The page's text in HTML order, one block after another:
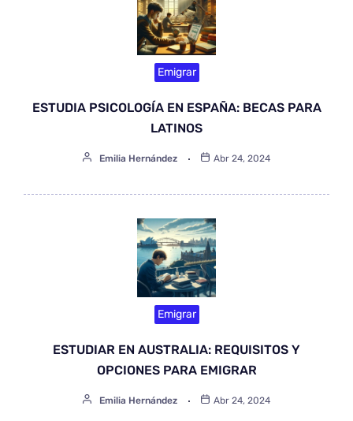
Emigrar
ESTUDIA PSICOLOGÍA EN ESPAÑA: BECAS PARA
LATINOS
Emilia Hernández Abr 24, 2024
Emigrar
ESTUDIAR EN AUSTRALIA: REQUISITOS Y
OPCIONES PARA EMIGRAR
Emilia Hernández Abr 24, 2024